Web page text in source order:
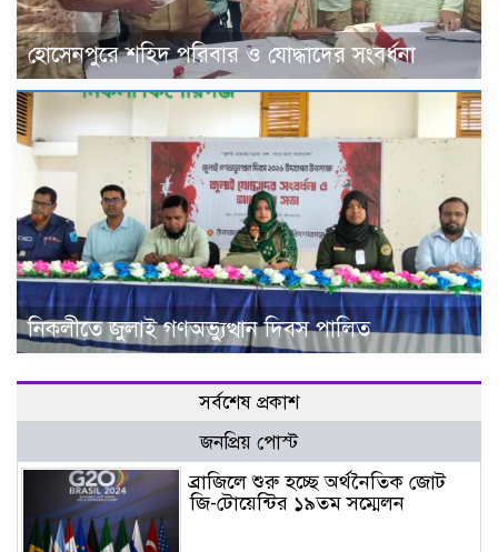
হোসেনপুরে শহিদ পরিবার ও যোদ্ধাদের সংবর্ধনা
নিকলীতে জুলাই গণঅভ্যুত্থান দিবস পালিত
সর্বশেষ প্রকাশ
জনপ্রিয় পোস্ট
ব্রাজিলে শুরু হচ্ছে অর্থনৈতিক জোট
জি-টোয়েন্টির ১৯তম সম্মেলন